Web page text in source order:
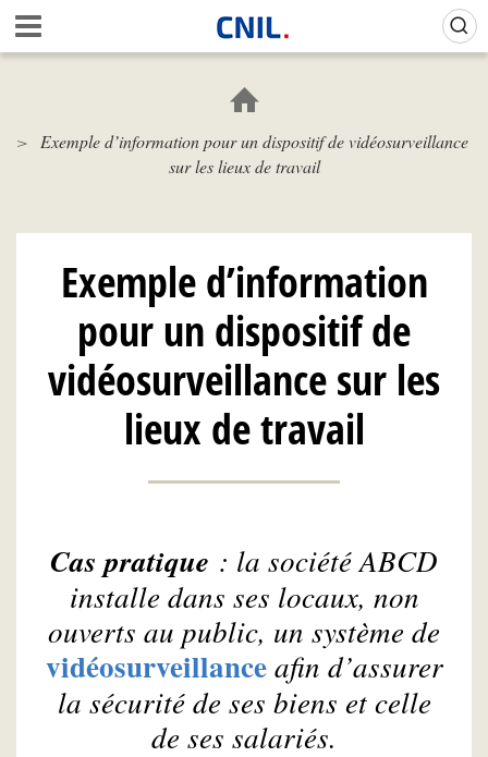
Aller
au
contenu
c
i
N
L
Exemple d’information pour un dispositif de vidéosurveillance
sur les lieux de travail
Exemple d’information
pour un dispositif de
vidéosurveillance sur les
lieux de travail
Cas pratique : la société ABCD
installe dans ses locaux, non
ouverts au public, un système de
vidéosurveillanceafin d’assurer
la sécurité de ses biens et celle
de ses salariés.
Gestion de vos préférences sur les cookies (témoins de connexion)